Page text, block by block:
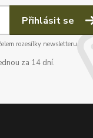
Přihlásit se
rozesílky newsletteru.
za 14 dní.